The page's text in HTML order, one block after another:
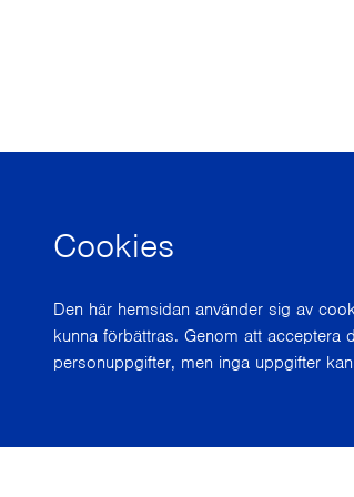
Cookies
Den här hemsidan använder sig av
kunna förbättras. Genom att acceptera
personuppgifter, men inga uppgifter